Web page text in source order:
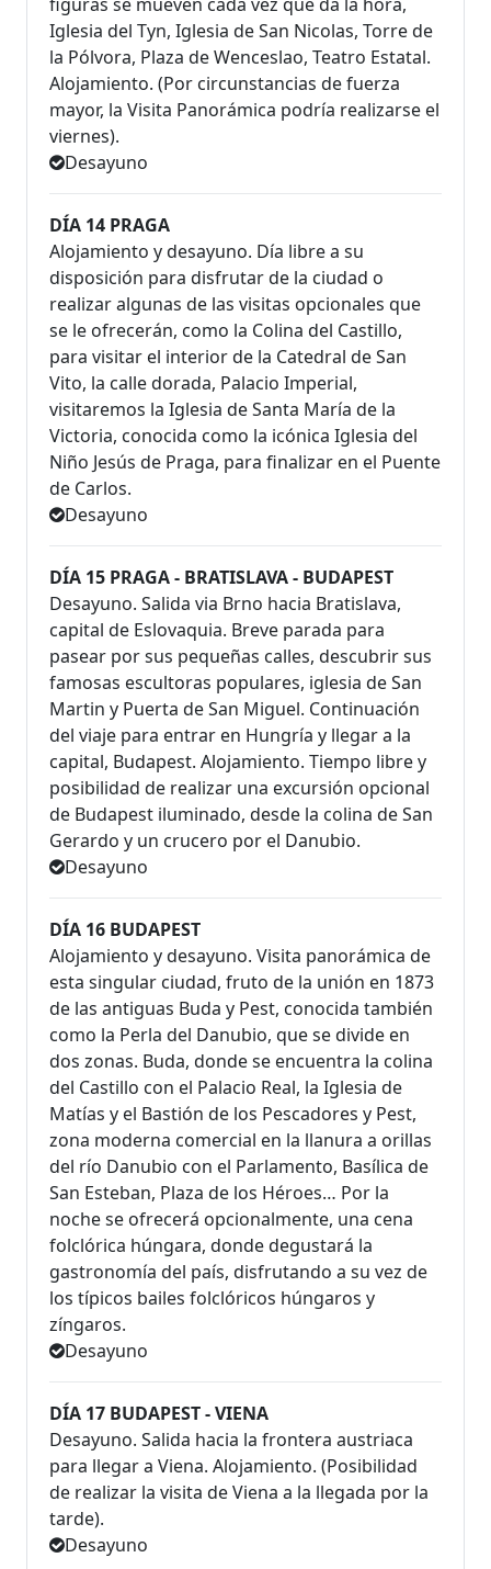
Iglesia del Tyn, Iglesia de San Nicolas, Torre de
la Pólvora, Plaza de Wenceslao, Teatro Estatal.
Alo­jamiento. (Por circunstancias de fuerza
mayor, la Visita Panorámica podría realizarse el
viernes).
Desayuno
DÍA 14 PRAGA
Alojamiento y desayuno. Día libre a su
disposición para disfrutar de la ciudad o
realizar algunas de las visitas opcionales que
se le ofrecerán, como la Colina del Castillo,
para visitar el interior de la Catedral de San
Vito, la calle dorada, Palacio Imperial,
visitaremos la Iglesia de Santa María de la
Victoria, conocida como la icónica Iglesia del
Niño Jesús de Praga, para finalizar en el Puente
de Carlos.
Desayuno
DÍA 15 PRAGA - BRATISLAVA - BUDAPEST
Desayuno. Salida via Brno hacia Bratislava,
capital de Eslovaquia. Breve parada para
pasear por sus pequeñas calles, descubrir sus
famosas escultoras populares, iglesia de San
Martin y Puerta de San Miguel. Continuación
del viaje para entrar en Hungría y llegar a la
capital, Budapest. Alojamiento. Tiempo libre y
posibilidad de realizar una excursión opcional
de Budapest iluminado, desde la colina de San
Gerardo y un crucero por el Danubio.
Desayuno
DÍA 16 BUDAPEST
Alojamiento y desayuno. Visita panorámica de
esta singular ciudad, fruto de la unión en 1873
de las antiguas Buda y Pest, conocida también
como la Perla del Danubio, que se divide en
dos zonas. Buda, donde se encuentra la colina
del Castillo con el Palacio Real, la Iglesia de
Matías y el Bastión de los Pescadores y Pest,
zona moderna comercial en la llanura a orillas
del río Danubio con el Parlamento, Basílica de
San Esteban, Plaza de los Héroes… Por la
noche se ofrecerá opcionalmente, una cena
folclórica húngara, donde degustará la
gastronomía del país, disfrutando a su vez de
los típicos bailes folclóricos húngaros y
zíngaros.
Desayuno
DÍA 17 BUDAPEST - VIENA
Desayuno. Salida hacia la frontera austriaca
para llegar a Viena. Alojamiento. (Posibilidad
de realizar la visita de Viena a la llegada por la
tarde).
Desayuno